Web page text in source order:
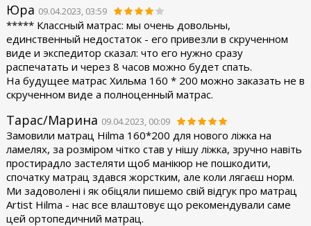
Юра 09.04.2023, 03:59
***** Классный матрас: мы очень довольны,
единственный недостаток - его привезли в скрученном
виде и экспедитор сказал: что его нужно сразу
распечатать и через 8 часов можно будет спать.
На будущее матрас Хильма 160 * 200 можно заказать не в
скрученном виде а полноценный матрас.
Тарас/Марина 09.04.2023, 00:09
Замовили матрац Hilma 160*200 для нового ліжка на
ламелях, за розміром чітко став у нішу ліжка, зручно навіть
простирадло застеляти щоб манікюр не пошкодити,
спочатку матрац здався жорстким, але коли лягаєш норм.
Ми задоволені і як обіцяли пишемо свій відгук про матрац
Artist Hilma - нас все влаштовує що рекомендували саме
цей ортопедичний матрац.